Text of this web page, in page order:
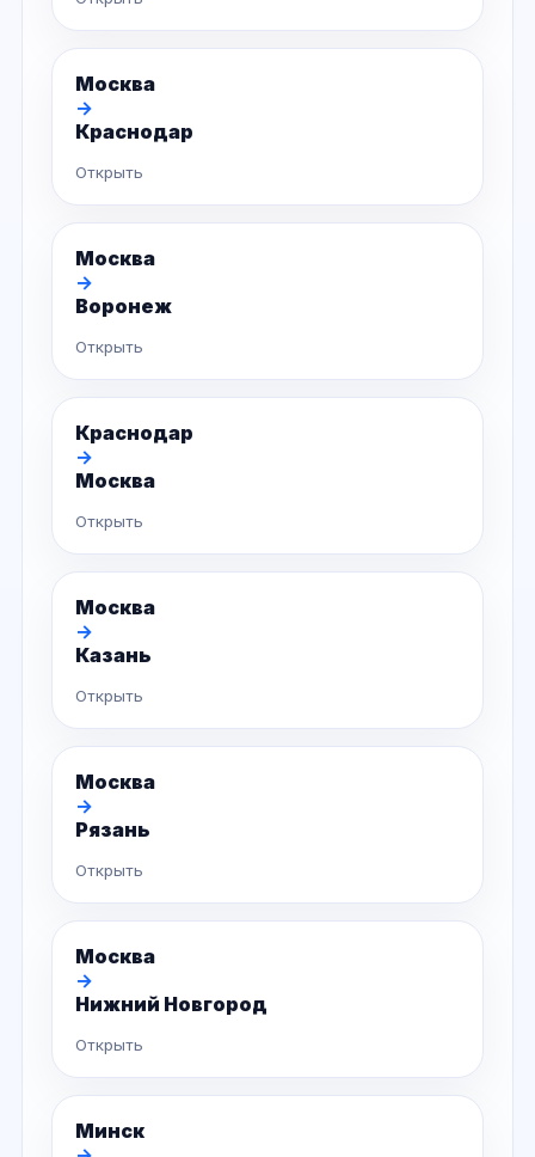
Москва
→
Краснодар
Открыть
Москва
→
Воронеж
Открыть
Краснодар
→
Москва
Открыть
Москва
→
Казань
Открыть
Москва
→
Рязань
Открыть
Москва
→
Нижний Новгород
Открыть
Минск